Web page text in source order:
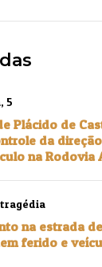
5
Plácido de
da
na Rodovia
na estrada
ferido e